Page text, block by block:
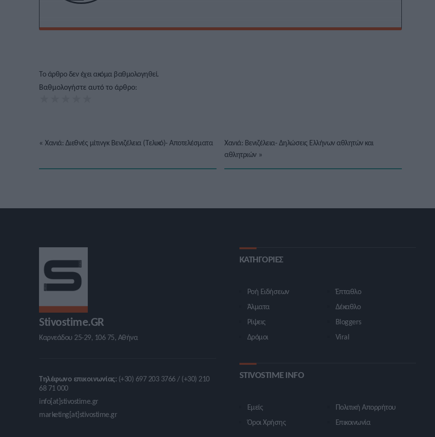
Το άρθρο δεν έχει ακόμα βαθμολογηθεί.
Βαθμολογήστε αυτό το άρθρο:
« Χανιά: Διεθνές μίτινγκ Βενιζέλεια (Τελικό)- Αποτελέσματα
Χανιά: Βενιζέλεια- Δηλώσεις Ελλήνων αθλητών και
αθλητριών»
Stivostime.GR
Καρνεάδου 25-29, 106 75, Αθήνα
Τηλέφωνο επικοινωνίας: (+30) 697 203 3766 / (+30) 210
68 71 000
info[at]stivostime.gr
marketing[at]stivostime.gr
ΚΑΤΗΓΟΡΙΕΣ
Ροή Ειδήσεων
Άλματα
Ρίψεις
Δρόμοι
Έπταθλο
Δέκαθλο
Bloggers
Viral
STIVOSTIME INFO
Εμείς
Όροι Χρήσης
Πολιτική Απορρήτου
Επικοινωνία